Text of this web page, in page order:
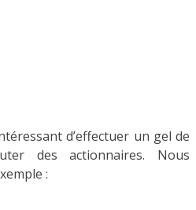
d’effectuer un gel de
des actionnaires. Nous
: